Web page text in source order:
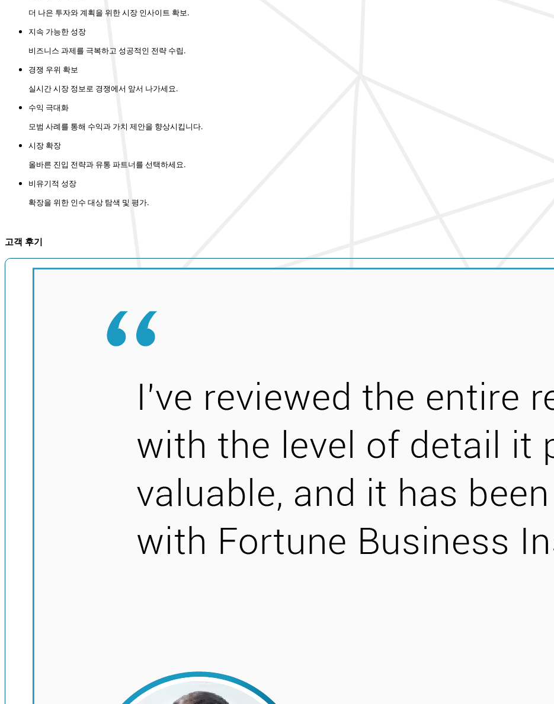
더 나은 투자와 계획을 위한 시장 인사이트 확보.
지속 가능한 성장
비즈니스 과제를 극복하고 성공적인 전략 수립.
경쟁 우위 확보
실시간 시장 정보로 경쟁에서 앞서 나가세요.
수익 극대화
모범 사례를 통해 수익과 가치 제안을 향상시킵니다.
시장 확장
올바른 진입 전략과 유통 파트너를 선택하세요.
비유기적 성장
확장을 위한 인수 대상 탐색 및 평가.
고객 후기